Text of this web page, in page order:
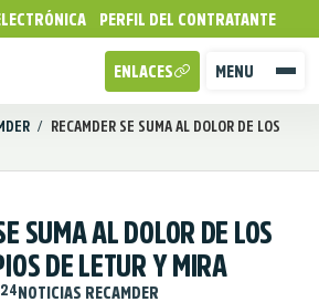
PERFIL DEL CONTRATANTE
MENU
ENLACES
/ RECAMDER SE SUMA AL DOLOR DE LOS
SUMA AL DOLOR DE LOS
DE LETUR Y MIRA
NOTICIAS RECAMDER